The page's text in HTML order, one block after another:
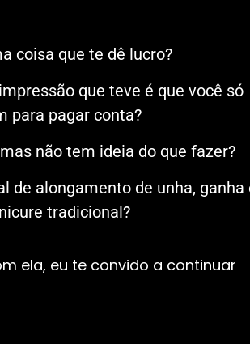
coisa que te dê lucro?
que teve é que você só
para pagar conta?
não tem ideia do que fazer?
de alongamento de unha, ganha
tradicional?
ela, eu te convido a continuar